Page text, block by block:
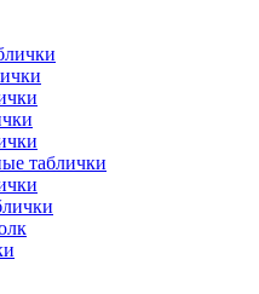
таблички